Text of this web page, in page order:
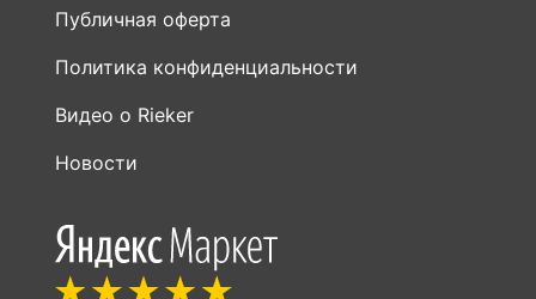
Публичная оферта
Политика конфиденциальности
Видео о Rieker
Новости